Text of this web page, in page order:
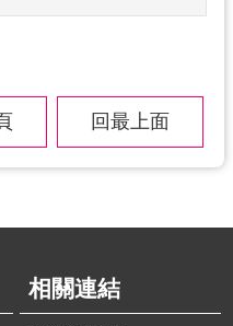
回最上面
相關連結